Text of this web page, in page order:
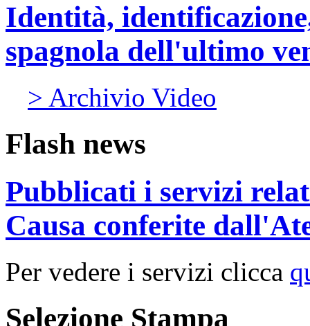
Identità,
spagnola dell'ultimo
> Archivio Video
Flash news
Pubblicati i servizi
Causa conferite
Per vedere i servizi clicca
Selezione Stampa